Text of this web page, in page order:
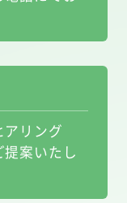
アリング
提案いたし